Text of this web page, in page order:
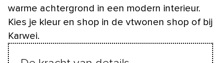
warme achtergrond in een modern interieur.
Kies je kleur en shop in de vtwonen shop of bij
Karwei.